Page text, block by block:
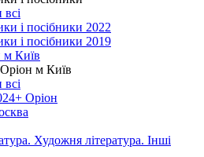
і посібники 2022
і посібники 2019
м Київ
м Київ
Оріон
Художня література. Інші